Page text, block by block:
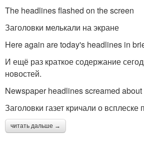
The headlines flashed on the screen
Заголовки мелькали на экране
Here again are today's headlines in
И ещё раз краткое содержание
новостей.
Newspaper headlines screamed
Заголовки газет кричали о всплеске
читать дальше →